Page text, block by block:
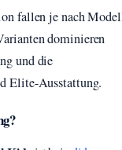
fallen je nach
dominieren
und die
Elite-Ausstattung.